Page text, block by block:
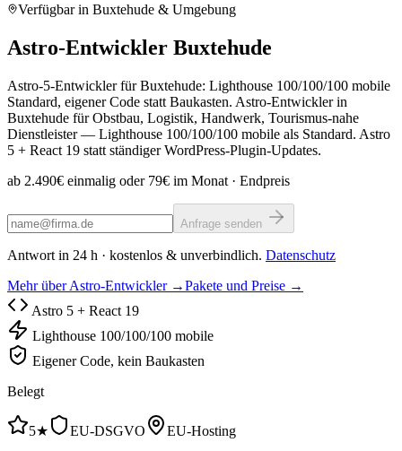
Verfügbar in Buxtehude & Umgebung
Astro-Entwickler Buxtehude
Astro-5-Entwickler für Buxtehude: Lighthouse 100/100/100 mobile
Standard, eigener Code statt Baukasten. Astro-Entwickler in
Buxtehude für Obstbau, Logistik, Handwerk, Tourismus-nahe
Dienstleister — Lighthouse 100/100/100 mobile als Standard. Astro
5 + React 19 statt ständiger WordPress-Plugin-Updates.
ab 2.490€ einmalig oder 79€ im Monat · Endpreis
Anfrage senden
Antwort in 24 h · kostenlos & unverbindlich. Datenschutz
Mehr über Astro-Entwickler →Pakete und Preise →
Astro 5 + React 19
Lighthouse 100/100/100 mobile
Eigener Code, kein Baukasten
Belegt
5★ EU-DSGVO
EU-Hosting